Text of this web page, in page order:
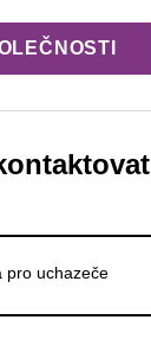
pro uchazeče